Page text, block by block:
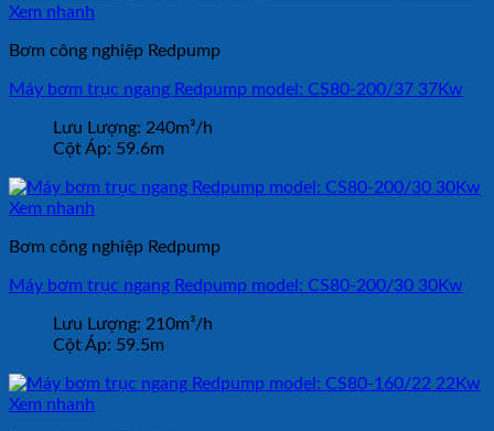
Xem nhanh
Bơm công nghiệp Redpump
Máy bơm trục ngang Redpump model: CS80-200/37 37Kw
Lưu Lượng: 240m³/h
Cột Áp: 59.6m
Xem nhanh
Bơm công nghiệp Redpump
Máy bơm trục ngang Redpump model: CS80-200/30 30Kw
Lưu Lượng: 210m³/h
Cột Áp: 59.5m
Xem nhanh